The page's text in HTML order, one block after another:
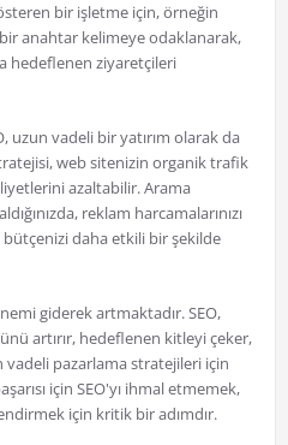
bir işletme için, örneğin
anahtar kelimeye odaklanarak,
hedeflenen ziyaretçileri
uzun vadeli bir yatırım olarak da
web sitenizin organik trafik
azaltabilir. Arama
reklam harcamalarınızı
daha etkili bir şekilde
giderek artmaktadır. SEO,
artırır, hedeflenen kitleyi çeker,
vadeli pazarlama stratejileri için
için SEO'yı ihmal etmemek,
için kritik bir adımdır.